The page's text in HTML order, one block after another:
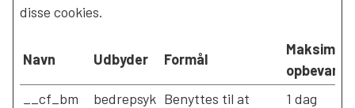
disse cookies.
Navn Udbyder Formål
Maksimal
__cf_bm
bedrepsyk Benyttes til at
1 dag